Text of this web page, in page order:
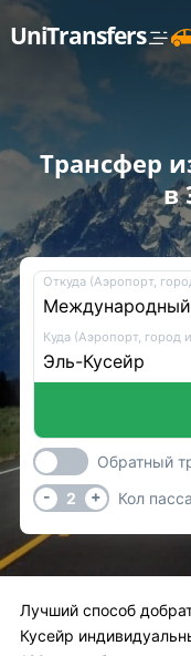
UniTransfers
Трансфер
в
Откуда (Аэропорт,
Куда (Аэропорт, город
Обратный
-
2 + Кол
Лучший способ
Кусейр